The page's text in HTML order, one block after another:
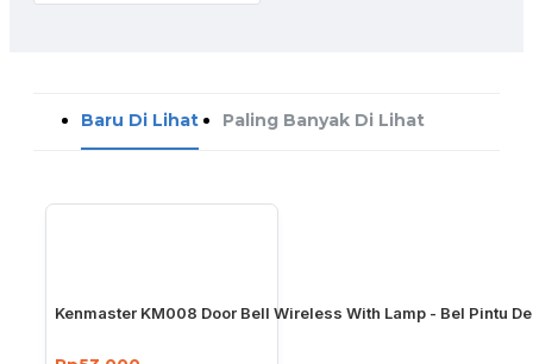
Baru Di Lihat Paling Banyak Di Lihat
Kenmaster KM008 Door Bell Wireless With Lamp - Bel Pintu